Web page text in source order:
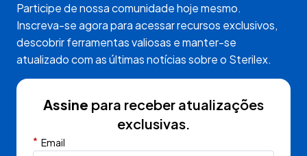
Participe de nossa comunidade hoje mesmo.
Inscreva-se agora para acessar recursos exclusivos,
descobrir ferramentas valiosas e manter-se
atualizado com as últimas notícias sobre o Sterilex.
Assine para receber atualizações
exclusivas.
* Email